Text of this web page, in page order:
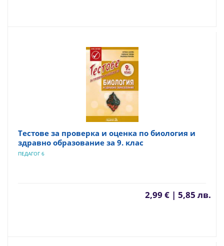
Тестове за проверка и оценка по биология и
здравно образование за 9. клас
ПЕДАГОГ 6
2,99 € | 5,85 лв.